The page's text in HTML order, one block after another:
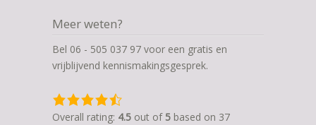
Meer weten?
Bel 06 - 505 037 97 voor een gratis en
vrijblijvend kennismakingsgesprek.
4,5
rating
Overall rating: 4.5 out of 5 based on 37